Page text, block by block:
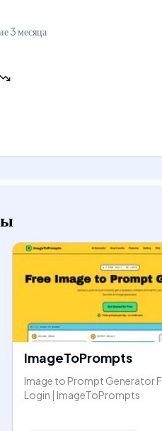
3 месяца
ImageToPrompts
Image to Prompt Generator
Login | ImageToPrompts